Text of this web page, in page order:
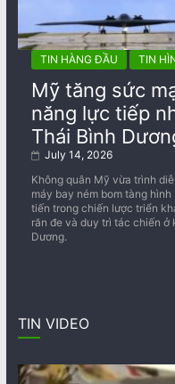
TIN HÀNG ĐẦU TIN
Mỹ tăng sức
năng lực tiếp
Thái Bình
July 14, 2026
Không quân Mỹ vừa trình
máy bay ném bom tàng
tiến trong chiến lược triển
răn đe và duy trì tác chiến ở
Dương.
TIN VIDEO